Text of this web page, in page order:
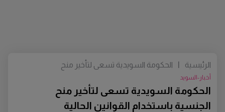
الحكومة السويدية تسعى لتأخير منح
الجنسية باستخدام القوانين الحالية
أخبار-السويد
الرئيسية |
الحكومة السويدية تسعى لتأخير منح